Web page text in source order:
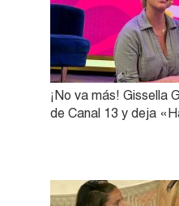
¡No va más! Gissella
de Canal 13 y deja